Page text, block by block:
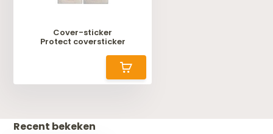
Cover-sticker
Protect coversticker
Recent bekeken